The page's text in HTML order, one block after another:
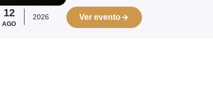
12
AGO
2026 Ver evento